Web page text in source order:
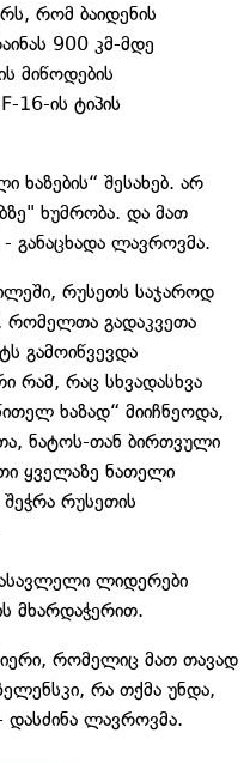
რომ ბაიდენის
900 კმ-მდე
მიწოდების
16-ის ტიპის
ხაზების“ შესახებ. არ
ხუმრობა. და მათ
- განაცხადა ლავროვმა.
რუსეთს საჯაროდ
რომელთა გადაკვეთა
გამოიწვევდა
რამ, რაც სხვადასხვა
ხაზად“ მიიჩნეოდა,
ნატოს-თან ბირთვული
ყველაზე ნათელი
რუსეთის
ლიდერები
მხარდაჭერით.
რომელიც მათ თავად
რა თქმა უნდა,
დასძინა ლავროვმა.